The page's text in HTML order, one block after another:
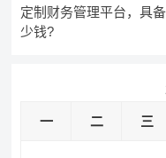
定制财务管理平台，具
少钱?
一 二 三